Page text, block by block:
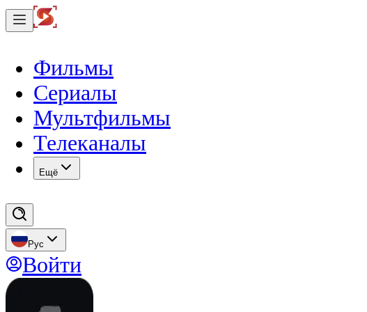
Фильмы
Сериалы
Мультфильмы
Телеканалы
Eщё
Рус
Войти